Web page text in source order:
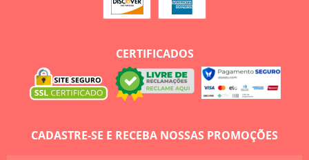
CERTIFICADOS
CADASTRE-SE E RECEBA NOSSAS PROMOÇÕES